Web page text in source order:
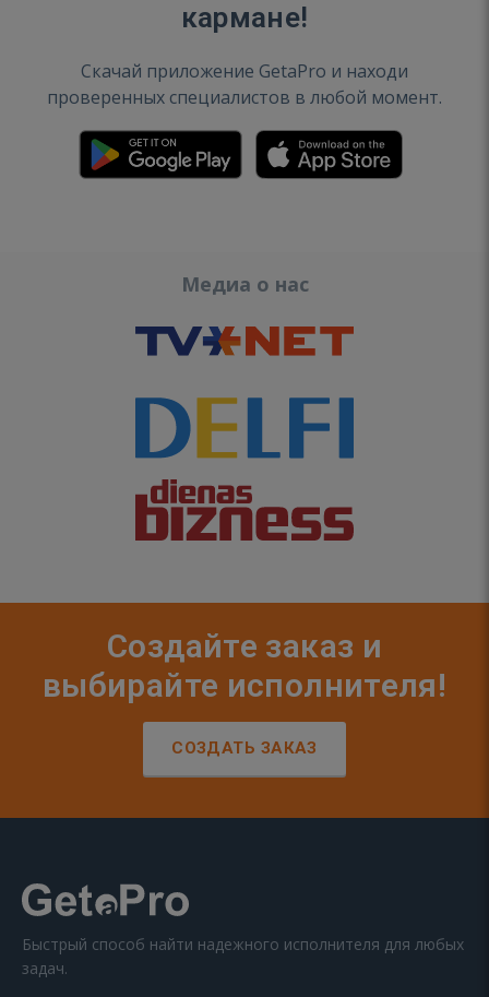
кармане!
Скачай приложение GetaPro и находи
проверенных специалистов в любой момент.
Медиа о нас
Создайте заказ и
выбирайте исполнителя!
СОЗДАТЬ ЗАКАЗ
Быстрый способ найти надежного исполнителя для любых
задач.